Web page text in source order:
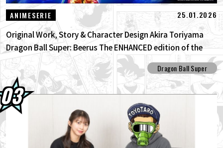
ANIMESERIE 25.01.2026
Original Work, Story & Character Design Akira Toriyama
Dragon Ball Super: Beerus The ENHANCED edition of the
anime Dragon Ball Super begins anew!
Dragon Ball Super